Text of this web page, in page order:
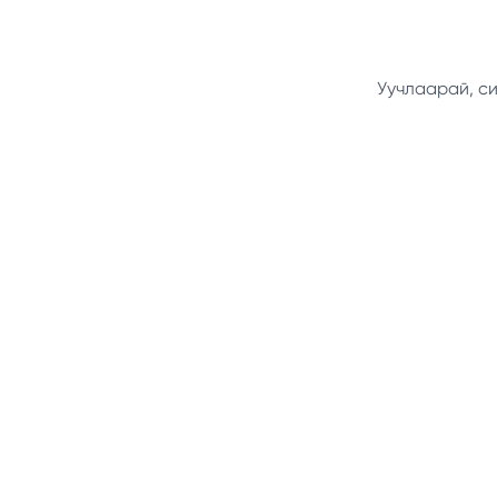
Уучлаарай,